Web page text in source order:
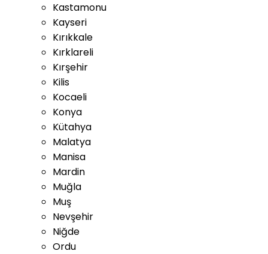
Kastamonu
Kayseri
Kırıkkale
Kırklareli
Kırşehir
Kilis
Kocaeli
Konya
Kütahya
Malatya
Manisa
Mardin
Muğla
Muş
Nevşehir
Niğde
Ordu